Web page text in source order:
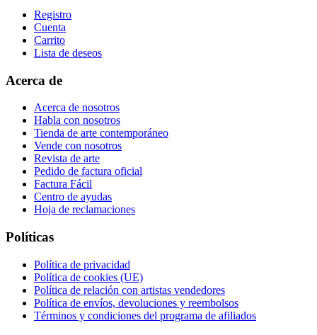
Registro
Cuenta
Carrito
Lista de deseos
Acerca de
Acerca de nosotros
Habla con nosotros
Tienda de arte contemporáneo
Vende con nosotros
Revista de arte
Pedido de factura oficial
Factura Fácil
Centro de ayudas
Hoja de reclamaciones
Políticas
Política de privacidad
Política de cookies (UE)
Política de relación con artistas vendedores
Política de envíos, devoluciones y reembolsos
Términos y condiciones del programa de afiliados